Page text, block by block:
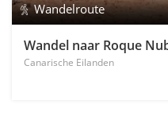
Wandelroute
Wandel naar Roque
Canarische Eilanden